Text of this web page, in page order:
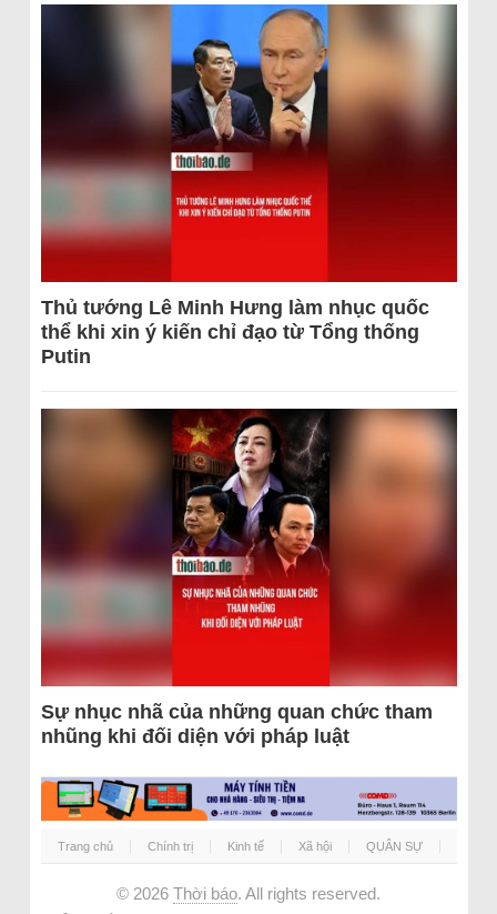
Thủ tướng Lê Minh Hưng làm nhục quốc
thể khi xin ý kiến chỉ đạo từ Tổng thống
Putin
Sự nhục nhã của những quan chức tham
nhũng khi đối diện với pháp luật
Trang chủ Chính trị Kinh tế Xã hội QUÂN SỰ
© 2026 Thời báo. All rights reserved.